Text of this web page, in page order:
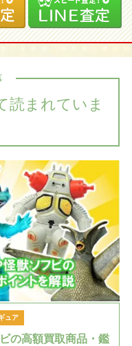
読まれていま
ュア
の高額買取商品・鑑